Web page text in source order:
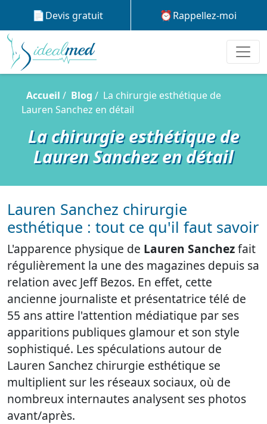
Devis gratuit Rappellez-moi
Accueil Blog
La chirurgie esthétique de
Lauren Sanchez en détail
La chirurgie esthétique de
Lauren Sanchez en détail
Lauren Sanchez chirurgie
esthétique : tout ce qu'il faut savoir
L'apparence physique de Lauren Sanchezfait
régulièrement la une des magazines depuis sa
relation avec Jeff Bezos. En effet, cette
ancienne journaliste et présentatrice télé de
55 ans attire l'attention médiatique par ses
apparitions publiques glamour et son style
sophistiqué. Les spéculations autour de
Lauren Sanchez chirurgie esthétique se
multiplient sur les réseaux sociaux, où de
nombreux internautes analysent ses photos
avant/après.